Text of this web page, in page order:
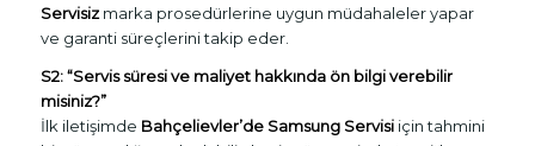
Servisizmarka prosedürlerine uygun müdahaleler yapar
ve garanti süreçlerini takip eder.
S2: “Servis süresi ve maliyet hakkında ön bilgi verebilir
misiniz?”
İlk iletişimde Bahçelievler’de Samsung Servisiiçin tahmini